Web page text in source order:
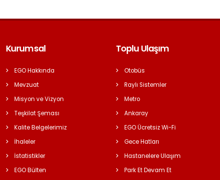
Kurumsal
EGO Hakkında
Mevzuat
Misyon ve Vizyon
Teşkilat Şeması
Kalite Belgelerimiz
İhaleler
İstatistikler
EGO Bülten
Toplu Ulaşım
Otobüs
Raylı Sistemler
Metro
Ankaray
EGO Ücretsiz Wi-Fi
Gece Hatları
Hastanelere Ulaşım
Park Et Devam Et